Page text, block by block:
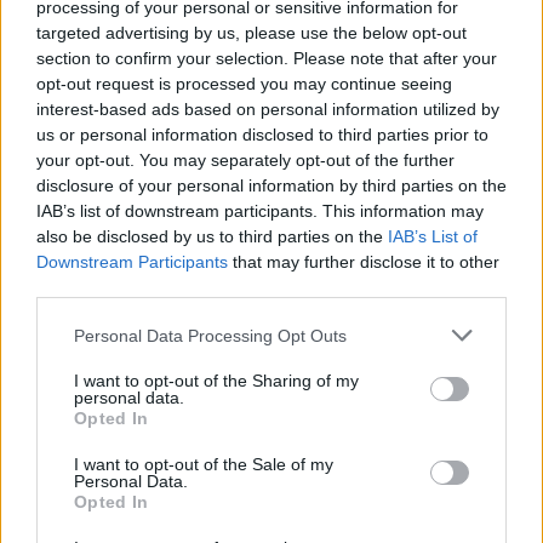
processing of your personal or sensitive information for
targeted advertising by us, please use the below opt-out
section to confirm your selection. Please note that after your
opt-out request is processed you may continue seeing
interest-based ads based on personal information utilized by
us or personal information disclosed to third parties prior to
your opt-out. You may separately opt-out of the further
disclosure of your personal information by third parties on the
IAB’s list of downstream participants. This information may
also be disclosed by us to third parties on the IAB’s List of
Downstream Participants that may further disclose it to other
Personal Data Processing Opt Outs
I want to opt-out of the Sharing of my
personal data.
Opted In
I want to opt-out of the Sale of my
Personal Data.
Opted In
00:00:57
Sinoptikai atsakė, kokiais orais užbaigsime darbo
savaitę: karščiai atsitrauks
Visi įrašai
Žiūrimiausi įrašai
00:00:30
Vaizdai iš tragiškos avarijos Vilniaus r.: dviejų moterų ir
vaiko gyvybių išgelbėti nepavyko
Žinios | Lietuvos diena